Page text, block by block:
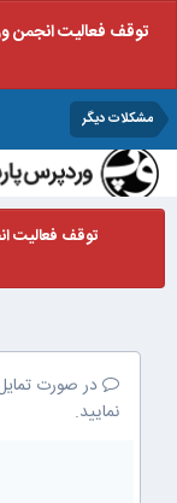
توقف فعالیت انجمن
مشکلات دیگر
توقف فعالیت
در صورت
نمایید.